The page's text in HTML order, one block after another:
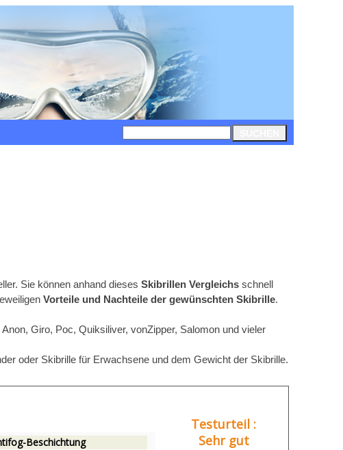
Sie können anhand dieses Skibrillen Vergleichs schnell
Vorteile und Nachteile der gewünschten Skibrille.
Giro, Poc, Quiksiliver, vonZipper, Salomon und vieler
oder Skibrille für Erwachsene und dem Gewicht der Skibrille.
Beschichtung
Testurteil :
Sehr gut